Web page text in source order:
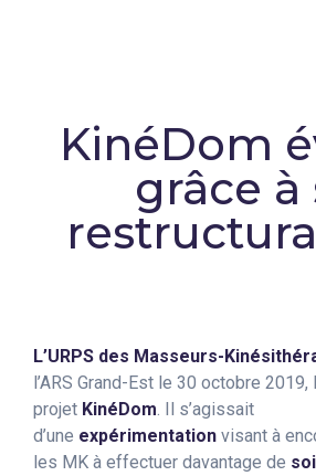
KinéDom
grâce à
L’URPS des Masseurs-
l’ARS Grand-Est le 30 octobre
projet KinéDom . Il s’agissait
d’une expérimentation visant à
les MK à effectuer davantage de